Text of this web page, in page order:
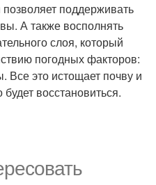
поддерживать
А также восполнять
слоя, который
погодных факторов:
Все это истощает почву и
восстановиться.